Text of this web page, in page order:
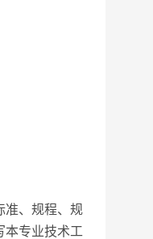
准、规程、规
本专业技术工